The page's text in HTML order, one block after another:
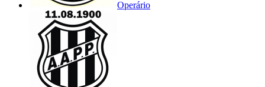
Operário